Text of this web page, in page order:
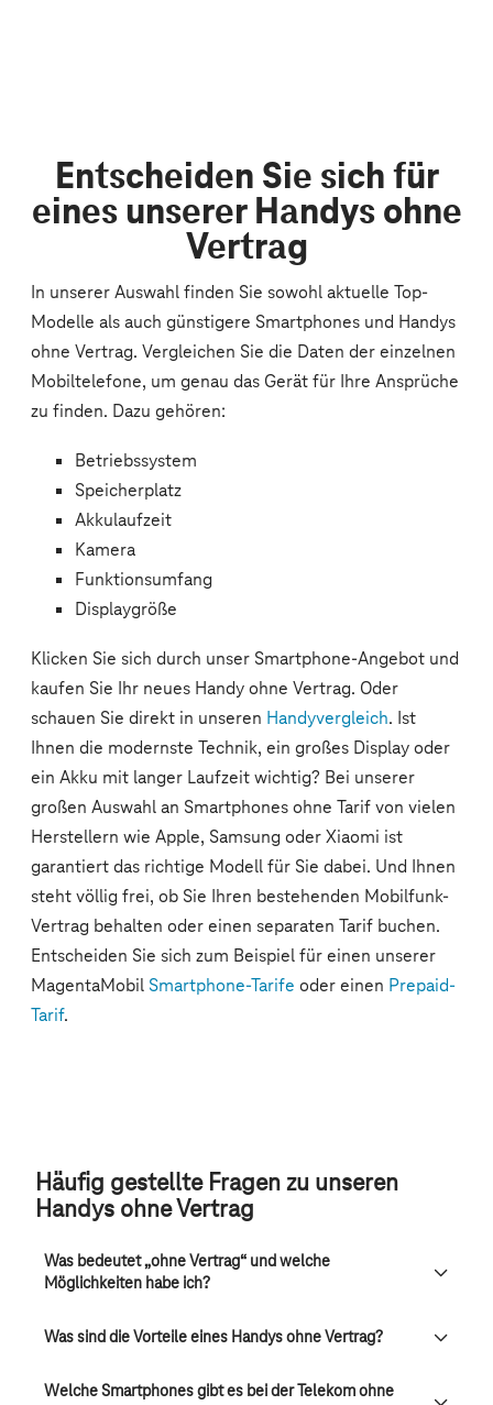
Häufig gestellte Fragen zu unseren
Handys ohne Vertrag
Was bedeutet „ohne Vertrag“ und welche
Möglichkeiten habe ich?
Was sind die Vorteile eines Handys ohne Vertrag?
Welche Smartphones gibt es bei der Telekom ohne